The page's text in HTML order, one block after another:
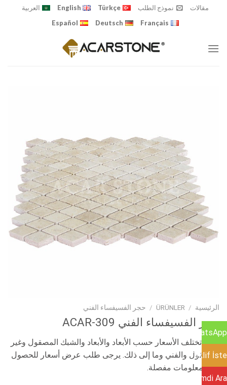
مقالات نموذج الطلب Türkçe
English
العربية
Français
Deutsch
Español
الرئيسية /
ÜRÜNLER
/ حجر الفسيفساء الفني
حجر الفسيفساء الفني ACAR-309
تنبيه: تختلف الأسعار حسب الأبعاد والأبعاد والشبك المصقول وغير
المصقول والفني وما إلى ذلك. يرجى طلب عرض أسعار للحصول
على معلومات مفصلة.
WhatsApp
Teklif İste
Şimdi Ara